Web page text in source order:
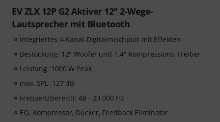
EV ZLX 12P G2 Aktiver 12" 2-Wege-
Lautsprecher mit Bluetooth
integriertes 4-Kanal-Digitalmischpult mit Effekten
Bestückung: 12" Woofer und 1,4" Kompressions-Treiber
Leistung: 1000 W Peak
max. SPL: 127 dB
Frequenzbereich: 48 - 20.000 Hz
EQ, Kompressor, Ducker, Feedback Eliminator